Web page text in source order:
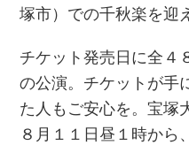
塚市）での千秋楽を迎
チケット発売日に全４
の公演。チケットが手
た人もご安心を。宝塚
８月１１日昼１時から